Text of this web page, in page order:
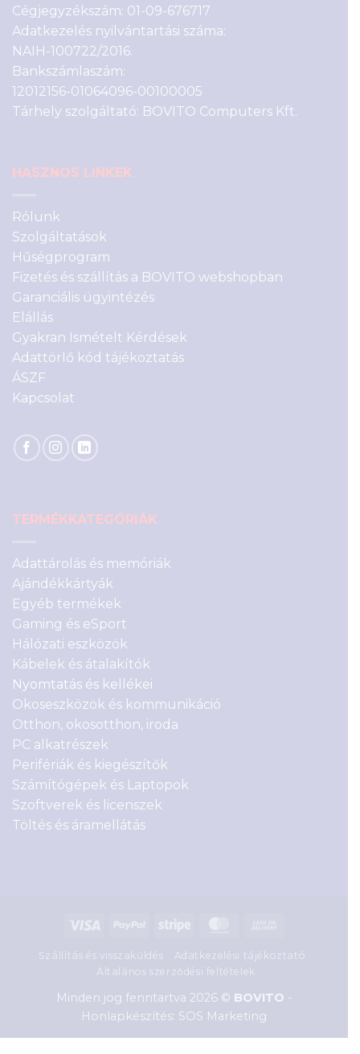
Cégjegyzékszám: 01-09-676717
Adatkezelés nyilvántartási száma:
NAIH-100722/2016.
Bankszámlaszám:
12012156-01064096-00100005
Tárhely szolgáltató: BOVITO Computers Kft.
HASZNOS LINKEK
Rólunk
Szolgáltatások
Hűségprogram
Fizetés és szállítás a BOVITO webshopban
Garanciális ügyintézés
Elállás
Gyakran Ismételt Kérdések
Adattörlő kód tájékoztatás
ÁSZF
Kapcsolat
TERMÉKKATEGÓRIÁK
Adattárolás és memóriák
Ajándékkártyák
Egyéb termékek
Gaming és eSport
Hálózati eszközök
Kábelek és átalakítók
Nyomtatás és kellékei
Okoseszközök és kommunikáció
Otthon, okosotthon, iroda
PC alkatrészek
Perifériák és kiegészítők
Számítógépek és Laptopok
Szoftverek és licenszek
Töltés és áramellátás
Visa PayPal Stripe MasterCard
Delivery
Szállítás és visszaküldés
Adatkezelési tájékoztató
Általános szerződési feltételek
Minden jog fenntartva 2026 © BOVITO -
Honlapkészítés: SOS Marketing